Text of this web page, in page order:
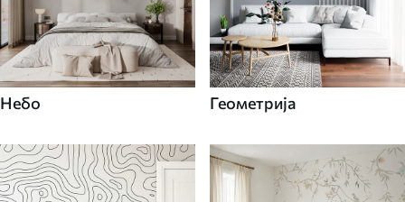
Небо Геометрија